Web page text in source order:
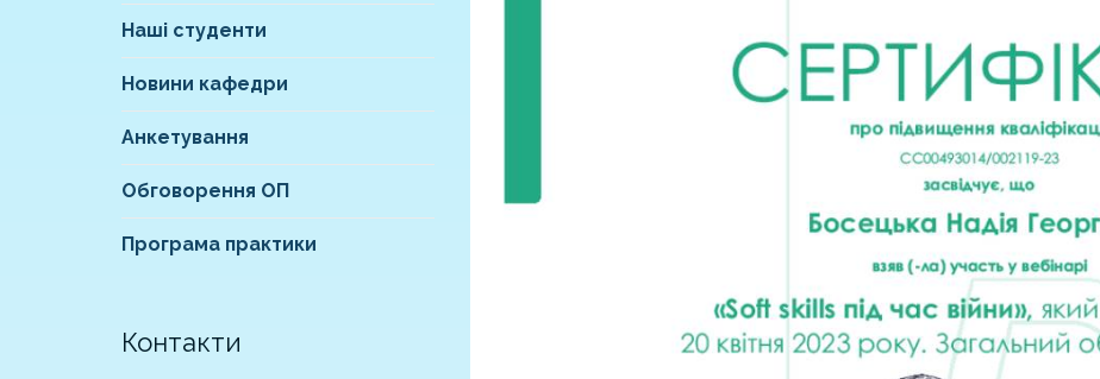
Наші студенти
Новини кафедри
Анкетування
Обговорення ОП
Програма практики
Контакти